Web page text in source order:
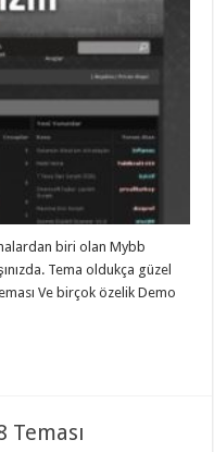
biri olan Mybb
Tema oldukça güzel
Ve birçok özelik Demo
Teması